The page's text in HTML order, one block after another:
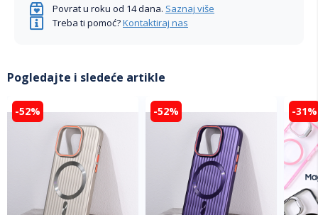
Povrat u roku od 14 dana. Saznaj više
Treba ti pomoć?Kontaktiraj nas
Pogledajte i sledeće artikle
-52% -52% -31%